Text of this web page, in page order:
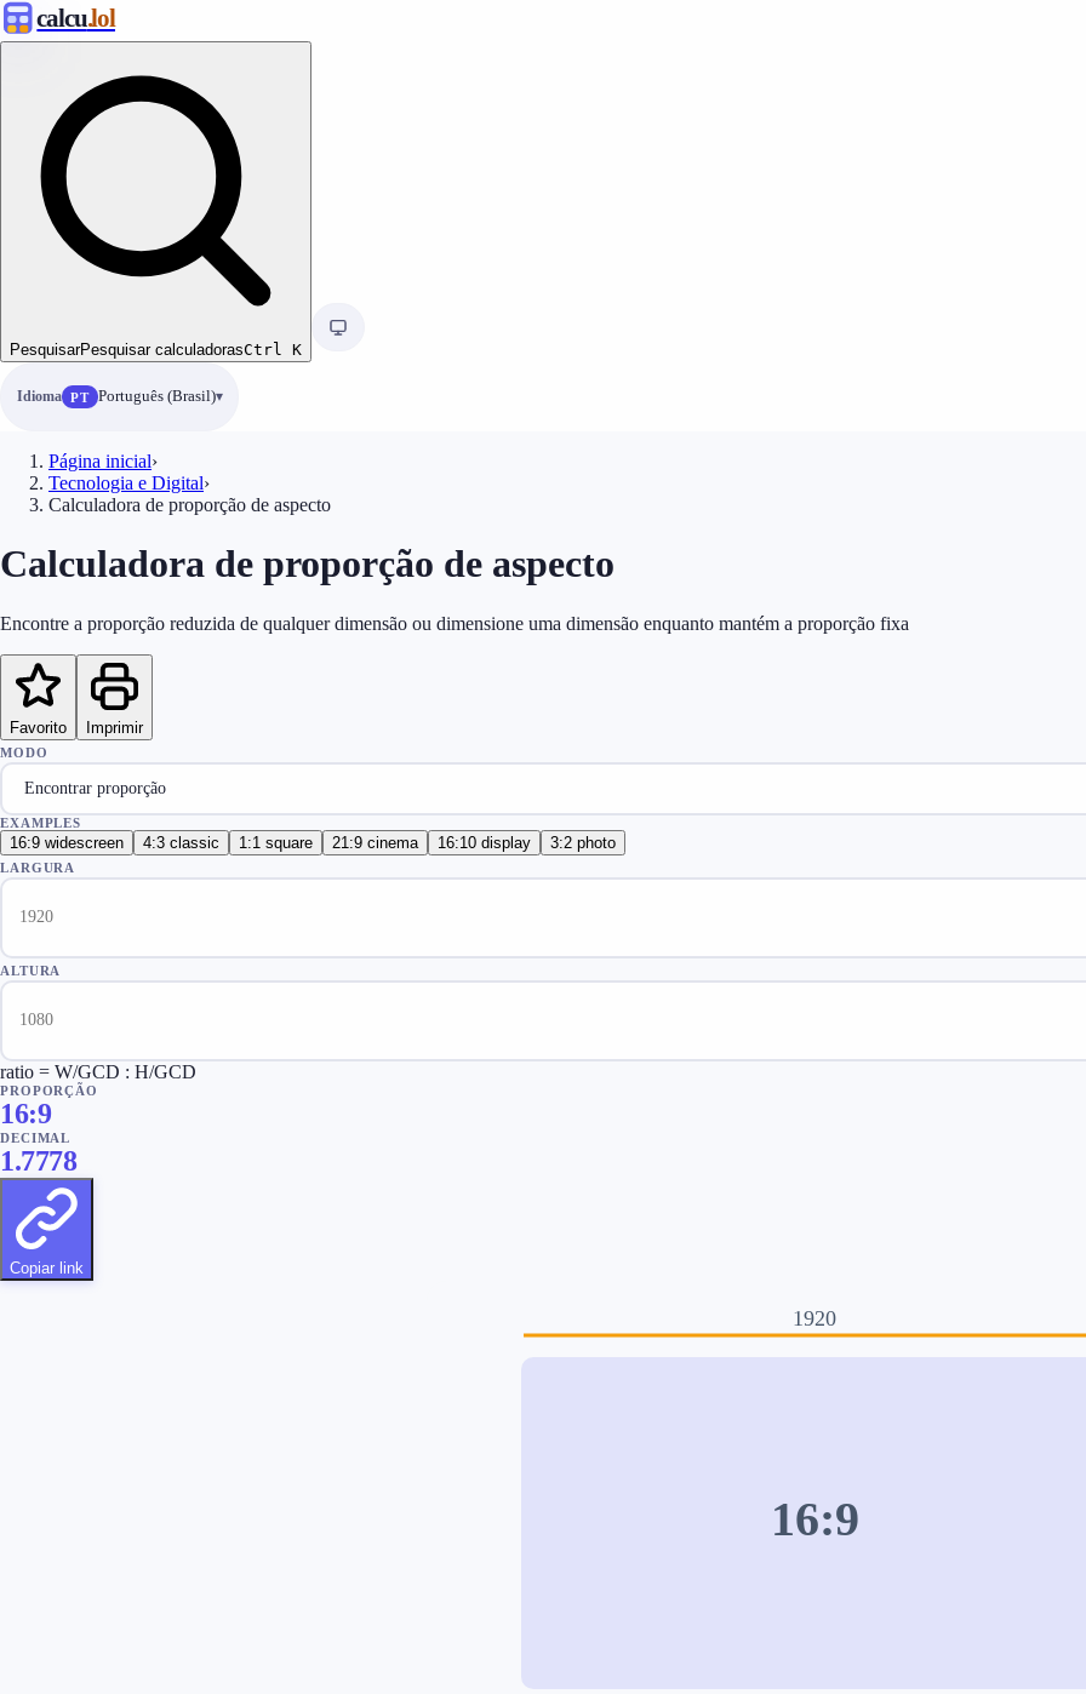
calcu.lol
PesquisarPesquisar calculadorasCtrl K
Idioma PT Português (Brasil)
Página inicial›
Tecnologia e Digital›
Calculadora de proporção de aspecto
Calculadora de proporção de aspecto
Encontre a proporção reduzida de qualquer dimensão ou dimensione uma dimensão enquanto mantém a proporção fixa
Favorito Imprimir
MODO
EXAMPLES
16:9 widescreen 4:3 classic 1:1 square 21:9 cinema 16:10 display 3:2 photo
LARGURA
ALTURA
ratio = W/GCD : H/GCD
PROPORÇÃO
16:9
DECIMAL
1.7778
Copiar link
16:9
1920